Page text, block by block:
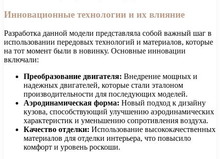
Инновационные технологии и их влияние
Разработка данной модели представляла собой важный шаг в
использовании передовых технологий и материалов, которые
на тот момент были в новинку. Основные инновации
включали:
Преобразование двигателя: Внедрение мощных и
надежных двигателей, которые стали эталоном
производительности для последующих моделей.
Аэродинамическая форма: Новый подход к дизайну
кузова, способствующий улучшению аэродинамических
характеристик и уменьшению сопротивления воздуха.
Качество отделки: Использование высококачественных
материалов для отделки интерьера, что повысило
комфорт и уровень роскоши.